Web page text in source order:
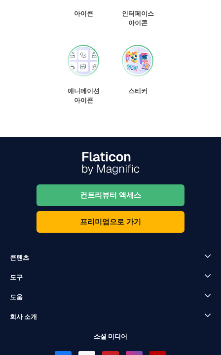
아이콘
인터페이스
아이콘
애니메이션
아이콘
스티커
컨트리뷰터 액세스
프리미엄으로 가기
콘텐츠
도구
도움
회사 소개
소셜 미디어